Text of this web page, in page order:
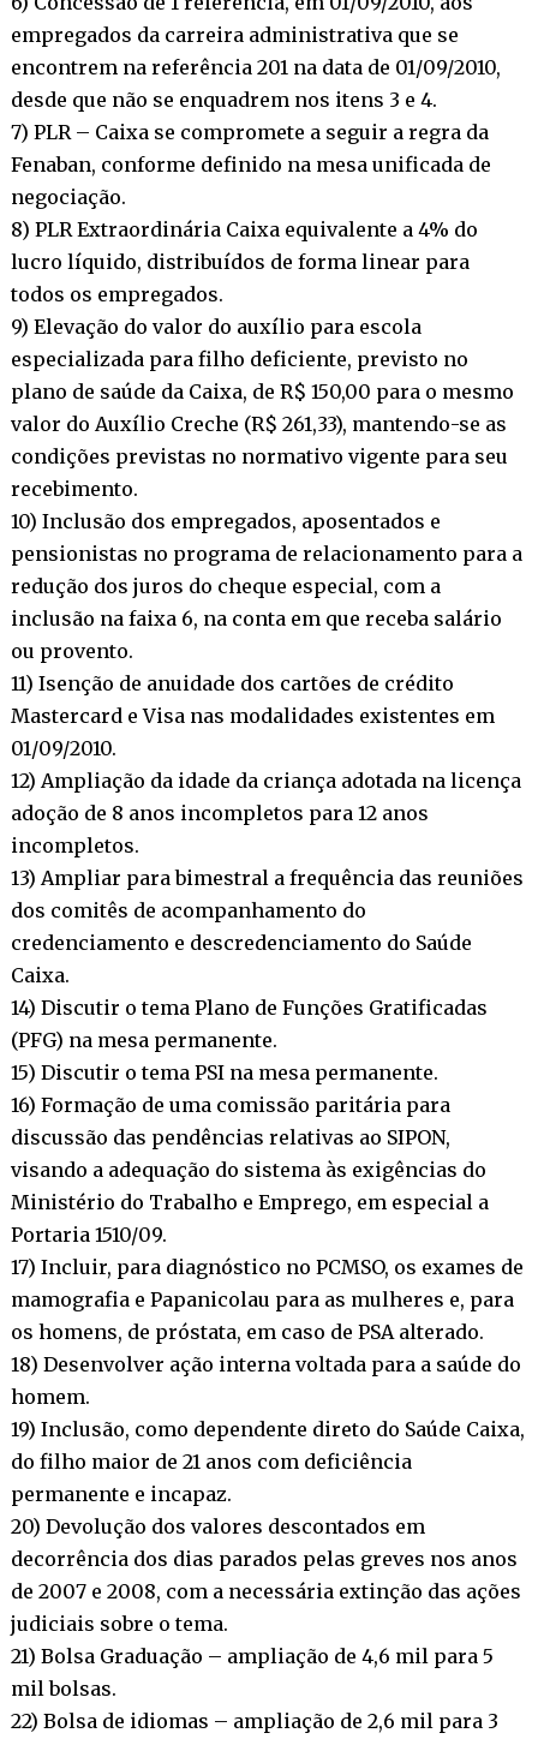
empregados da carreira administrativa que se
encontrem na referência 201 na data de 01/09/2010,
desde que não se enquadrem nos itens 3 e 4.
7) PLR – Caixa se compromete a seguir a regra da
Fenaban, conforme definido na mesa unificada de
negociação.
8) PLR Extraordinária Caixa equivalente a 4% do
lucro líquido, distribuídos de forma linear para
todos os empregados.
9) Elevação do valor do auxílio para escola
especializada para filho deficiente, previsto no
plano de saúde da Caixa, de R$ 150,00 para o mesmo
valor do Auxílio Creche (R$ 261,33), mantendo-se as
condições previstas no normativo vigente para seu
recebimento.
10) Inclusão dos empregados, aposentados e
pensionistas no programa de relacionamento para a
redução dos juros do cheque especial, com a
inclusão na faixa 6, na conta em que receba salário
ou provento.
11) Isenção de anuidade dos cartões de crédito
Mastercard e Visa nas modalidades existentes em
01/09/2010.
12) Ampliação da idade da criança adotada na licença
adoção de 8 anos incompletos para 12 anos
incompletos.
13) Ampliar para bimestral a frequência das reuniões
dos comitês de acompanhamento do
credenciamento e descredenciamento do Saúde
Caixa.
14) Discutir o tema Plano de Funções Gratificadas
(PFG) na mesa permanente.
15) Discutir o tema PSI na mesa permanente.
16) Formação de uma comissão paritária para
discussão das pendências relativas ao SIPON,
visando a adequação do sistema às exigências do
Ministério do Trabalho e Emprego, em especial a
Portaria 1510/09.
17) Incluir, para diagnóstico no PCMSO, os exames de
mamografia e Papanicolau para as mulheres e, para
os homens, de próstata, em caso de PSA alterado.
18) Desenvolver ação interna voltada para a saúde do
homem.
19) Inclusão, como dependente direto do Saúde Caixa,
do filho maior de 21 anos com deficiência
permanente e incapaz.
20) Devolução dos valores descontados em
decorrência dos dias parados pelas greves nos anos
de 2007 e 2008, com a necessária extinção das ações
judiciais sobre o tema.
21) Bolsa Graduação – ampliação de 4,6 mil para 5
mil bolsas.
22) Bolsa de idiomas – ampliação de 2,6 mil para 3